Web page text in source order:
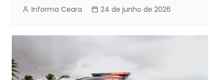
Informa Ceara 24 de junho de 2026